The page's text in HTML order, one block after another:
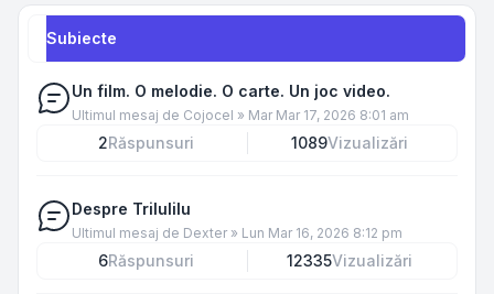
Subiecte
Un film. O melodie. O carte. Un joc video.
Ultimul mesaj de Cojocel » Mar Mar 17, 2026 8:01 am
2Răspunsuri 1089Vizualizări
Despre Trilulilu
Ultimul mesaj de Dexter » Lun Mar 16, 2026 8:12 pm
6Răspunsuri 12335Vizualizări